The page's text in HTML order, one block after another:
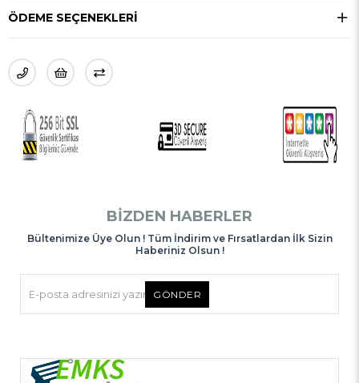
ÖDEME SEÇENEKLERI
BIZDEN HABERLER
Bültenimize Üye Olun ! Tüm İndirim ve Fırsatlardan İlk Sizin
Haberiniz Olsun !
GÖNDER